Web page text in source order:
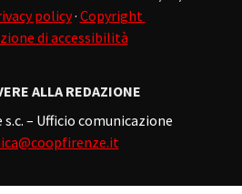
policy· Copyright
di accessibilità
ALLA REDAZIONE
– Ufficio comunicazione